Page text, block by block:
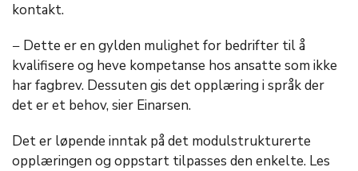
kontakt.
− Dette er en gylden mulighet for bedrifter til å
kvalifisere og heve kompetanse hos ansatte som ikke
har fagbrev. Dessuten gis det opplæring i språk der
det er et behov, sier Einarsen.
Det er løpende inntak på det modulstrukturerte
opplæringen og oppstart tilpasses den enkelte. Les